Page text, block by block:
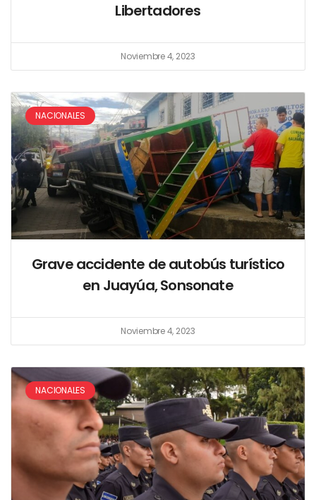
Libertadores
Noviembre 4, 2023
NACIONALES
Grave accidente de autobús turístico
en Juayúa, Sonsonate
Noviembre 4, 2023
NACIONALES